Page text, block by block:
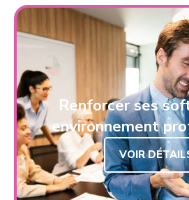
Renforcer ses
environnement
VOIR